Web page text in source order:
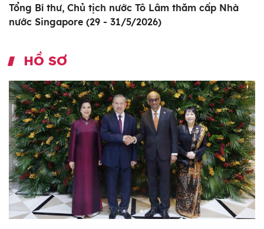
Tổng Bí thư, Chủ tịch nước Tô Lâm thăm cấp Nhà
nước Singapore (29 - 31/5/2026)
HỒ SƠ